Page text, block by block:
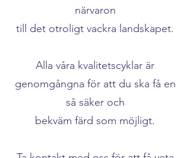
närvaron
till det otroligt vackra landskapet.
Alla våra kvalitetscyklar är
genomgångna för att du ska få en
så säker och
bekväm färd som möjligt.